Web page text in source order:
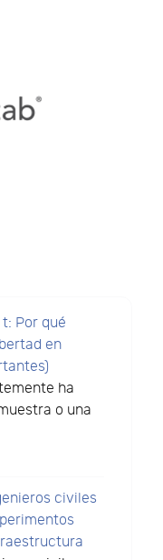
Por qué
en
ha
o una
civiles